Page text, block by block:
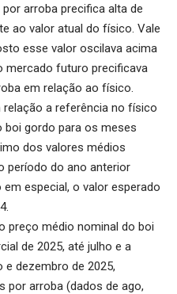
arroba precifica alta de
ao valor atual do físico. Vale
esse valor oscilava acima
mercado futuro precificava
em relação ao físico.
a referência no físico
boi gordo para os meses
dos valores médios
período do ano anterior
especial, o valor esperado
preço médio nominal do boi
de 2025, até julho e a
dezembro de 2025,
por arroba (dados de ago,